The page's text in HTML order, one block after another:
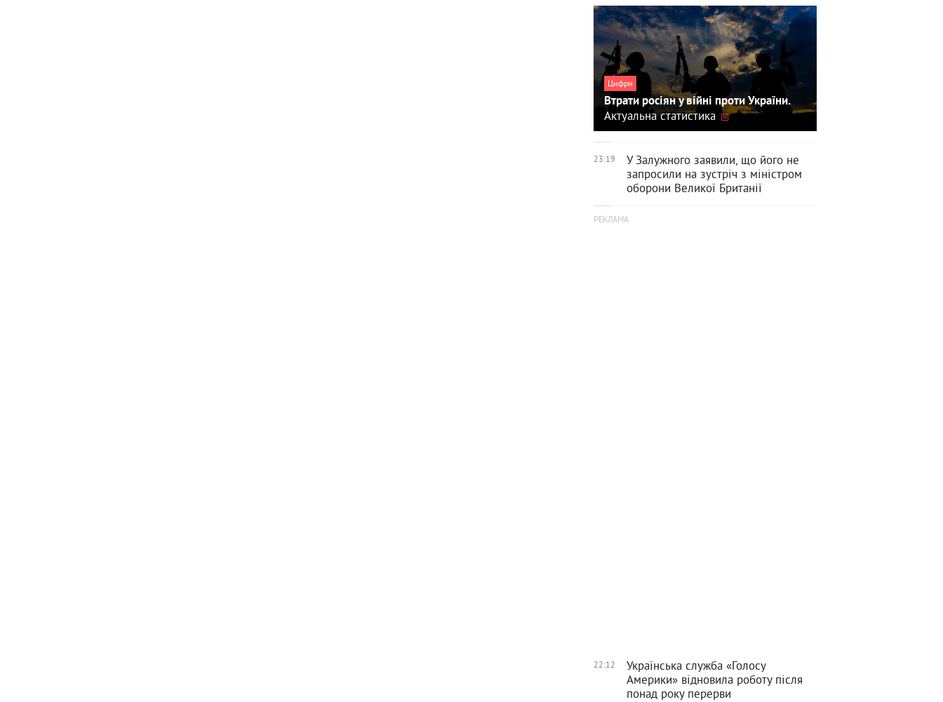
Цифри
Втрати росіян у війні проти України.
Актуальна статистика
23:19
У Залужного заявили, що його не
запросили на зустріч з міністром
оборони Великої Британії
22:12
Українська служба «Голосу
Америки» відновила роботу після
понад року перерви